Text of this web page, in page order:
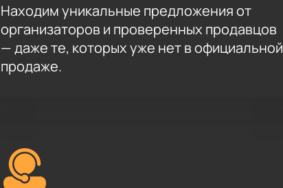
Находим уникальные предложения от
организаторов и проверенных продавцов
— даже те, которых уже нет в официальной
продаже.